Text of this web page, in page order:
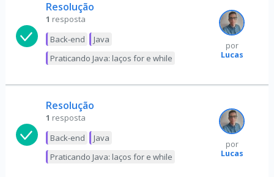
Resolução
1 resposta
Back-end
Java
Praticando Java: laços for e while
por
Lucas
Resolução
1 resposta
Back-end
Java
Praticando Java: laços for e while
por
Lucas